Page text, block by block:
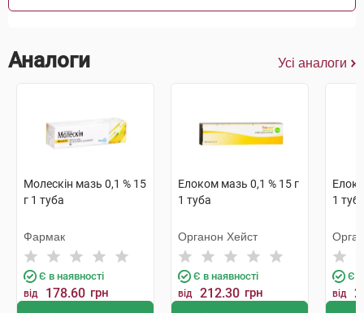
Аналоги Усі аналоги
Молескін мазь 0,1 % 15
г 1 туба
Фармак
Є в наявності
від 178.60 грн
Елоком мазь 0,1 % 15 г
1 туба
Органон Хейст
Є в наявності
від 212.30 грн
1
Є в
від